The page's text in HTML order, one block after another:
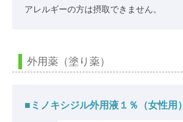
アレルギーの方は摂取できません。
外用薬（塗り薬）
■ミノキシジル外用液１％（女性用）